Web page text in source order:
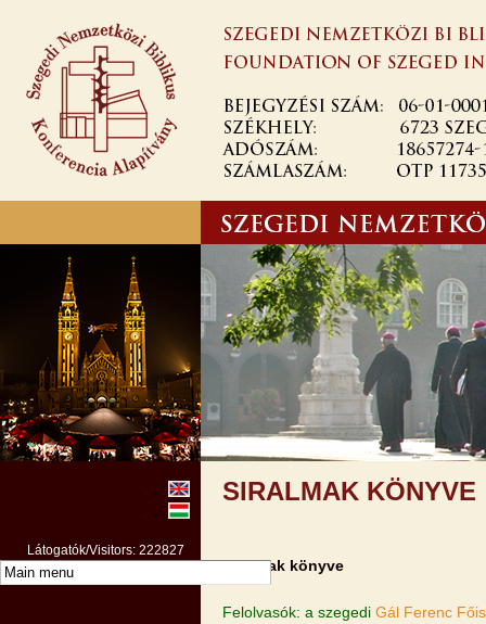
SIRALMAK KÖNYVE
Siralmak könyve
Felolvasók: a szegedi Gál Ferenc
Látogatók/Visitors: 222827